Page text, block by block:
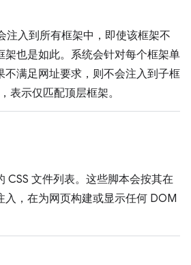
注入到所有框架中，即使该框架不
架也是如此。系统会针对每个框架单
不满足网址要求，则不会注入到子框
表示仅匹配顶层框架。
CSS 文件列表。这些脚本会按其在
入，在为网页构建或显示任何 DOM